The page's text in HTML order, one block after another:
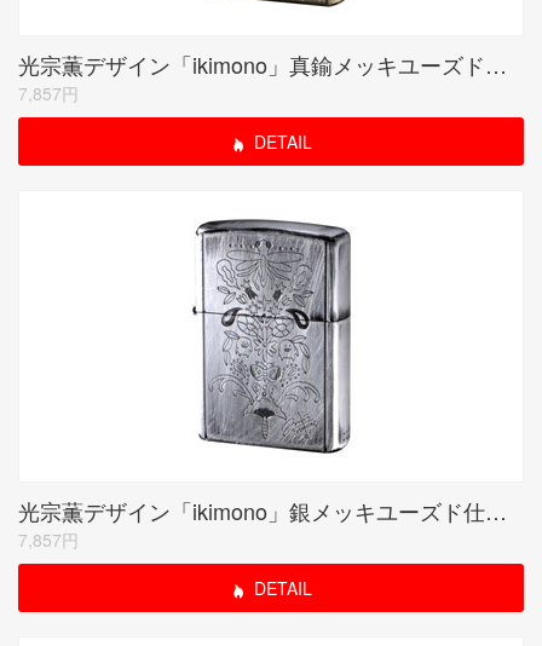
光宗薫デザイン「ikimono」真鍮メッキユーズド仕上げ シリアルナンバー入り受注限定品
7,857円
DETAIL
光宗薫デザイン「ikimono」銀メッキユーズド仕上げ シリアルナンバー入り受注限定品
7,857円
DETAIL